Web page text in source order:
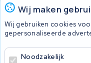
Wij maken
Wij gebruiken cookies
gepersonaliseerde
Noodzakelijk
Accu's